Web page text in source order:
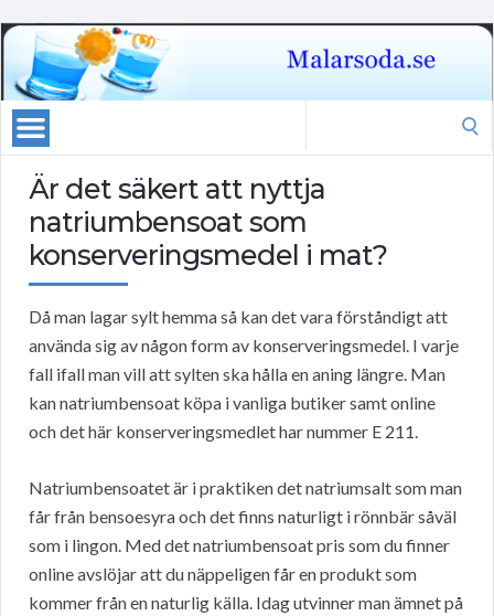
Är det säkert att nyttja
natriumbensoat som
konserveringsmedel i mat?
Då man lagar sylt hemma så kan det vara förståndigt att
använda sig av någon form av konserveringsmedel. I varje
fall ifall man vill att sylten ska hålla en aning längre. Man
kan natriumbensoat köpa i vanliga butiker samt online
och det här konserveringsmedlet har nummer E 211.
Natriumbensoatet är i praktiken det natriumsalt som man
får från bensoesyra och det finns naturligt i rönnbär såväl
som i lingon. Med det natriumbensoat pris som du finner
online avslöjar att du näppeligen får en produkt som
kommer från en naturlig källa. Idag utvinner man ämnet på